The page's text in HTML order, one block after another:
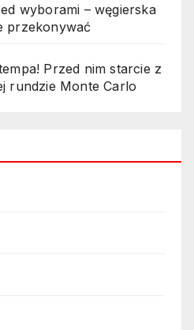
wyborami – węgierska
przekonywać
Przed nim starcie z
rundzie Monte Carlo